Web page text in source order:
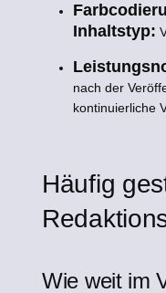
Inhaltstyp:
nach der
kontinuierliche
Häufig
Wie weit im